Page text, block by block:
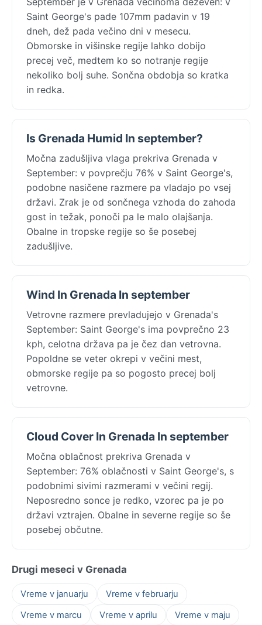
Saint George's pade 107mm padavin v 19
dneh, dež pada večino dni v mesecu.
Obmorske in višinske regije lahko dobijo
precej več, medtem ko so notranje regije
nekoliko bolj suhe. Sončna obdobja so kratka
in redka.
Is Grenada Humid In september?
Močna zadušljiva vlaga prekriva Grenada v
September: v povprečju 76% v Saint George's,
podobne nasičene razmere pa vladajo po vsej
državi. Zrak je od sončnega vzhoda do zahoda
gost in težak, ponoči pa le malo olajšanja.
Obalne in tropske regije so še posebej
zadušljive.
Wind In Grenada In september
Vetrovne razmere prevladujejo v Grenada's
September: Saint George's ima povprečno 23
kph, celotna država pa je čez dan vetrovna.
Popoldne se veter okrepi v večini mest,
obmorske regije pa so pogosto precej bolj
vetrovne.
Cloud Cover In Grenada In september
Močna oblačnost prekriva Grenada v
September: 76% oblačnosti v Saint George's, s
podobnimi sivimi razmerami v večini regij.
Neposredno sonce je redko, vzorec pa je po
državi vztrajen. Obalne in severne regije so še
posebej občutne.
Drugi meseci v Grenada
Vreme v januarju
Vreme v februarju
Vreme v marcu
Vreme v aprilu Vreme v maju